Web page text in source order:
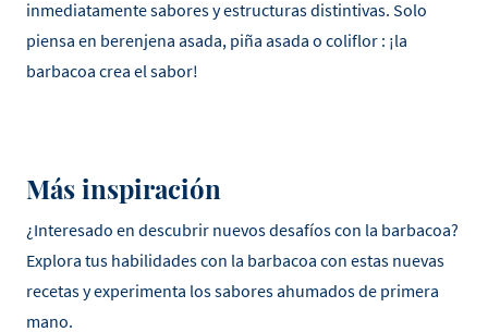
inmediatamente sabores y estructuras distintivas. Solo
piensa en berenjena asada, piña asada o coliflor : ¡la
barbacoa crea el sabor!
Más inspiración
¿Interesado en descubrir nuevos desafíos con la barbacoa?
Explora tus habilidades con la barbacoa con estas nuevas
recetas y experimenta los sabores ahumados de primera
mano.